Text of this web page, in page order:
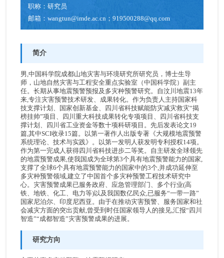
职称：研究员
邮箱：wangtun@imde.ac.cn；919500288@qq.com
简介
男,中国科学院成都山地灾害与环境研究所研究员，博士生导
师，山地自然灾害与工程安全重点实验室（中国科学院）副主
任。长期从事地震预警预报及多灾种预警研究。自汶川地震13年
来,专注灾害预警技术研发、成果转化。作为负责人主持国家科
技支撑计划、国家创新基金、四川省科技赋能防灾减灾救灾“揭
榜挂帅”项目、四川重大科技成果转化专项项目、四川省科技支
撑计划、四川省工业资金等数十项科研项目。先后发表论文19
篇,其中SCI收录15篇。以第一著作人出版专著《大规模地震预警
系统理论、技术与实践》。以第一发明人获发明专利授权14项。
作为第一完成人获得四川省科技进步二等奖。自主研发全球领先
的地震预警成果,使我国成为全球第3个具有地震预警能力的国家,
支撑了全球6个具有地震预警能力的国家中的3个,并成功延伸至
多灾种预警领域,建立了中国首个多灾种预警工程技术研究中
心。灾害预警成果已服务政府、应急管理部门、多个行业(高
铁、地铁、化工、电力等)以及我国数亿民众,已服务“一带一路”
国家尼泊尔、印度尼西亚。由于在推动灾害预警、服务国家和社
会减灾方面的突出贡献,曾受到时任国家领导人的接见,汇报“四川
智造”“成都智造”灾害预警成果的进展。
研究方向